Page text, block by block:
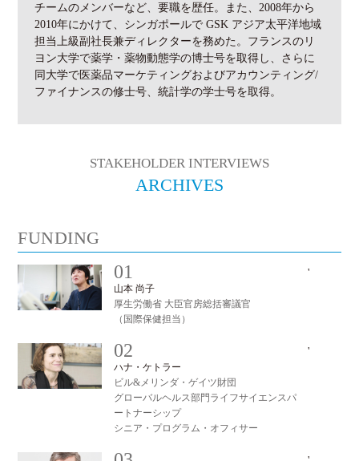
チームのメンバーなど、要職を歴任。また、2008年から
2010年にかけて、シンガポールで GSK アジア太平洋地域
担当上級副社長兼ディレクターを務めた。フランスのリ
ヨン大学で薬学・薬物動態学の博士号を取得し、さらに
同大学で医薬品マーケティングおよびアカウンティング/
ファイナンスの修士号、統計学の学士号を取得。
STAKEHOLDER INTERVIEWS
ARCHIVES
FUNDING
01
山本 尚子
厚生労働省 大臣官房総括審議官
（国際保健担当）
'
02
ハナ・ケトラー
ビル&メリンダ・ゲイツ財団
グローバルヘルス部門ライフサイエンスパ
ートナーシップ
シニア・プログラム・オフィサー
'